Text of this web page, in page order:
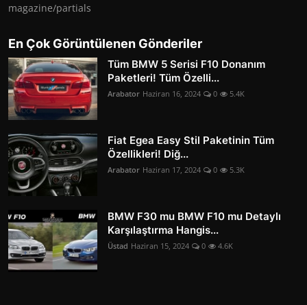
magazine/partials
En Çok Görüntülenen Gönderiler
Tüm BMW 5 Serisi F10 Donanım
Paketleri! Tüm Özelli...
Arabator Haziran 16, 2024 0 5.4K
Fiat Egea Easy Stil Paketinin Tüm
Özellikleri! Diğ...
Arabator Haziran 17, 2024 0 5.3K
BMW F30 mu BMW F10 mu Detaylı
Karşılaştırma Hangis...
Üstad Haziran 15, 2024 0 4.6K